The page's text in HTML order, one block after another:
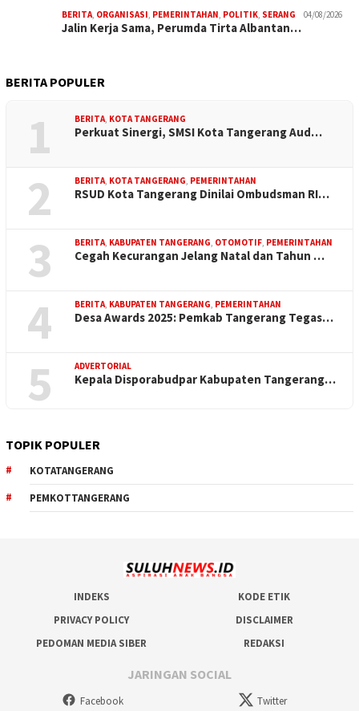
BERITA ORGANISASI PEMERINTAHAN POLITIK SERANG 04/08/2026
Jalin Kerja Sama, Perumda Tirta Albantan…
BERITA POPULER
1 BERITA KOTA TANGERANG
Perkuat Sinergi, SMSI Kota Tangerang Aud…
2 BERITA KOTA TANGERANG PEMERINTAHAN
RSUD Kota Tangerang Dinilai Ombudsman RI…
3 BERITA KABUPATEN TANGERANG OTOMOTIF PEMERINTAHAN
Cegah Kecurangan Jelang Natal dan Tahun …
4 BERITA KABUPATEN TANGERANG PEMERINTAHAN
Desa Awards 2025: Pemkab Tangerang Tegas…
5 ADVERTORIAL
Kepala Disporabudpar Kabupaten Tangerang…
TOPIK POPULER
KOTATANGERANG
PEMKOTTANGERANG
INDEKS
KODE ETIK
PRIVACY POLICY
DISCLAIMER
PEDOMAN MEDIA SIBER
REDAKSI
JARINGAN SOCIAL
Facebook Twitter